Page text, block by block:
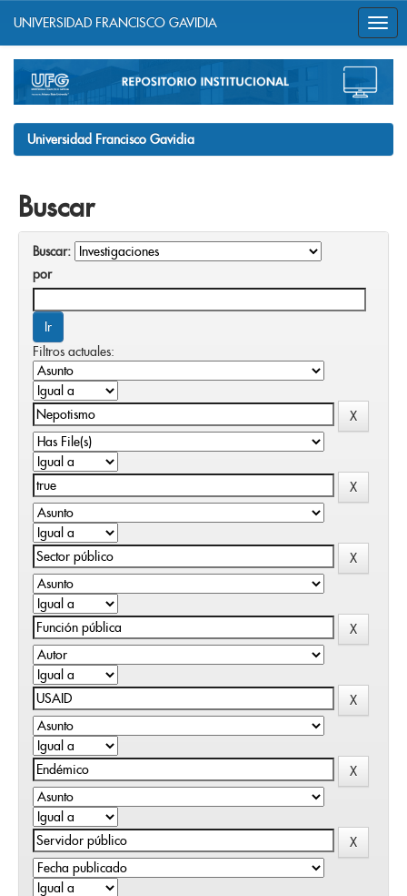
navigation
UNIVERSIDAD FRANCISCO GAVIDIA
Universidad Francisco Gavidia
Buscar
Buscar:
por
Filtros actuales: